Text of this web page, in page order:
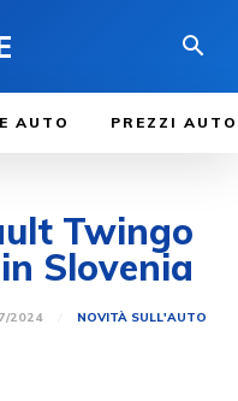
AUTO PREZZI AUTO
Twingo
Slovenia
2024 NOVITÀ SULL'AUTO